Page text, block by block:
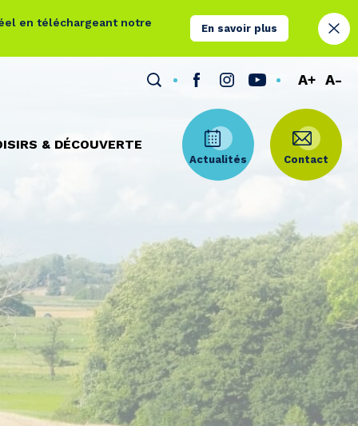
en téléchargeant notre
En savoir plus
& DÉCOUVERTE
Actualités Contact
A+ A-